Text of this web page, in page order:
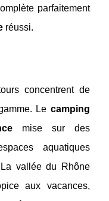
parfaitement
réussi.
concentrent de
Le camping
mise sur des
aquatiques
vallée du Rhône
aux vacances,